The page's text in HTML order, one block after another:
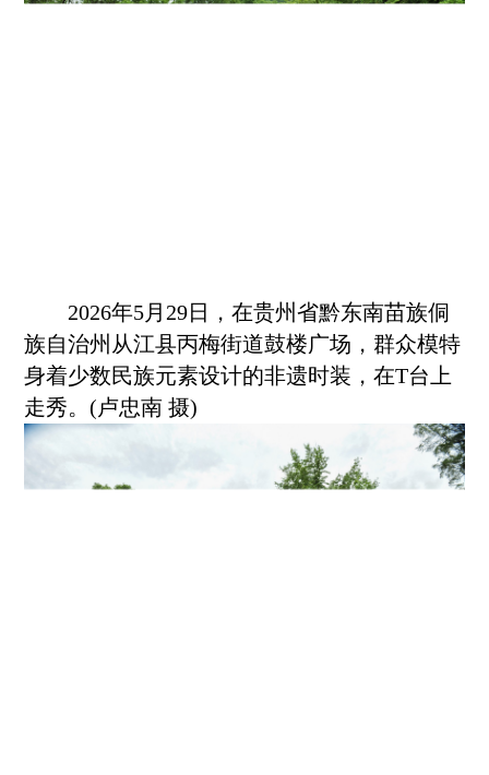
2026年5月29日，在贵州省黔东南苗族侗
族自治州从江县丙梅街道鼓楼广场，群众模特
身着少数民族元素设计的非遗时装，在T台上
走秀。(卢忠南 摄)